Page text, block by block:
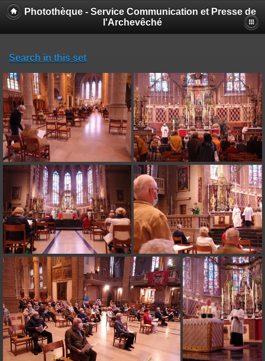
Photothèque - Service Communication et Presse de
l'Archevêché
Search in this set